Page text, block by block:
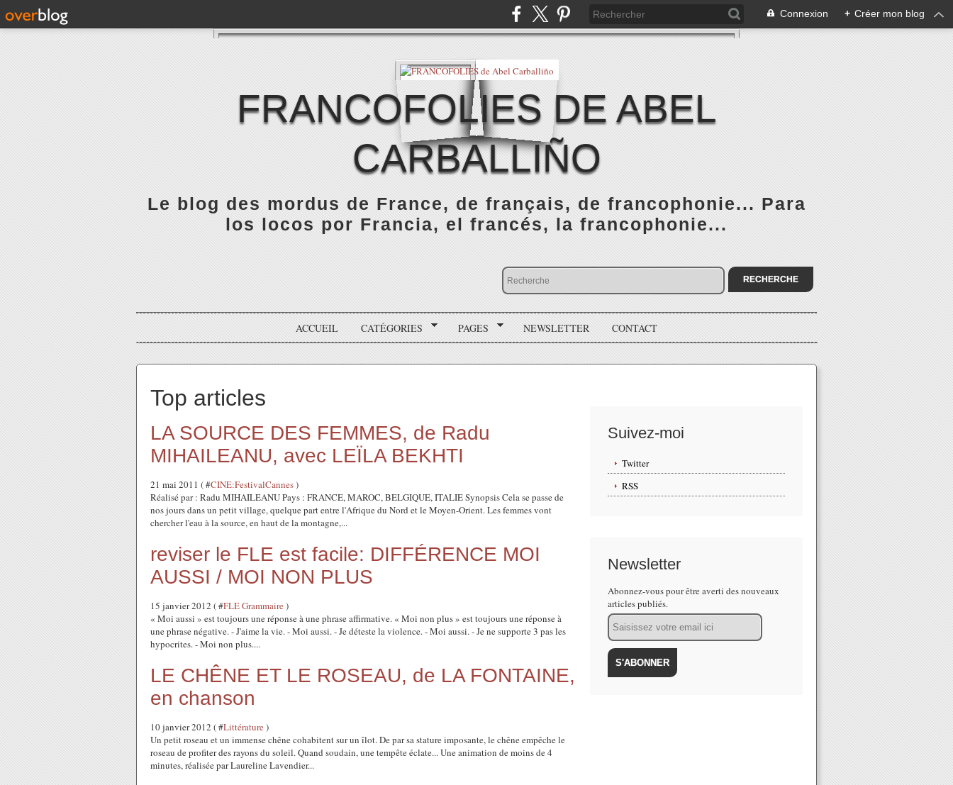
Connexion + Créer mon blog
FRANCOFOLIES DE ABEL
CARBALLIÑO
Le blog des mordus de France, de français, de francophonie... Para
los locos por Francia, el francés, la francophonie...
ACCUEIL CATÉGORIES PAGES NEWSLETTER CONTACT
Top articles
LA SOURCE DES FEMMES, de Radu
MIHAILEANU, avec LEÏLA BEKHTI
21 mai 2011 ( #CINE:FestivalCannes)
Réalisé par : Radu MIHAILEANU Pays : FRANCE, MAROC, BELGIQUE, ITALIE Synopsis Cela se passe de
nos jours dans un petit village, quelque part entre l'Afrique du Nord et le Moyen-Orient. Les femmes vont
chercher l'eau à la source, en haut de la montagne,...
reviser le FLE est facile: DIFFÉRENCE MOI
AUSSI / MOI NON PLUS
15 janvier 2012 ( #FLE Grammaire)
« Moi aussi » est toujours une réponse à une phrase affirmative. « Moi non plus » est toujours une réponse à
une phrase négative. - J'aime la vie. - Moi aussi. - Je déteste la violence. - Moi aussi. - Je ne supporte 3 pas les
hypocrites. - Moi non plus....
LE CHÊNE ET LE ROSEAU, de LA FONTAINE,
en chanson
10 janvier 2012 ( #Littérature)
Un petit roseau et un immense chêne cohabitent sur un îlot. De par sa stature imposante, le chêne empêche le
roseau de profiter des rayons du soleil. Quand soudain, une tempête éclate... Une animation de moins de 4
minutes, réalisée par Laureline Lavendier...
Suivez-moi
Twitter
RSS
Newsletter
Abonnez-vous pour être averti des nouveaux
articles publiés.
Email